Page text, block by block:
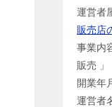
運営者
販売店
事業内
販売 」
開業年
運営者